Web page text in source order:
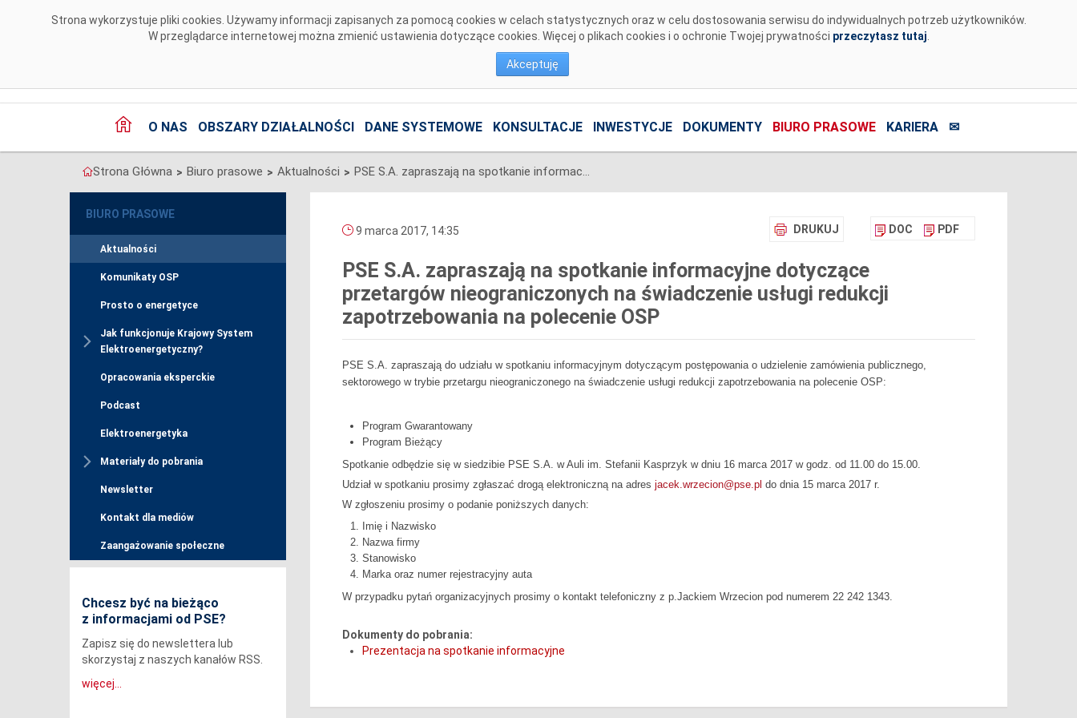
Strona wykorzystuje pliki cookies. Używamy informacji zapisanych za pomocą cookies w celach statystycznych oraz w celu dostosowania serwisu do indywidualnych potrzeb użytkowników.
W przeglądarce internetowej można zmienić ustawienia dotyczące cookies. Więcej o plikach cookies i o ochronie Twojej prywatności przeczytasz tutaj
Akceptuję
O NAS OBSZARY DZIAŁALNOŚCI DANE SYSTEMOWE KONSULTACJE INWESTYCJE DOKUMENTY BIURO PRASOWE KARIERA ✉
Strona Główna > Biuro prasowe > Aktualności > PSE S.A. zapraszają na spotkanie informacyjne dotyczące przetargów nieograniczonych na świadczenie usługi redukcji zapotrzebowania na polecenie OSP
BIURO PRASOWE
Aktualności
Komunikaty OSP
Prosto o energetyce
Jak funkcjonuje Krajowy System
Elektroenergetyczny?
Opracowania eksperckie
Podcast
Elektroenergetyka
Materiały do pobrania
Newsletter
Kontakt dla mediów
Zaangażowanie społeczne
Chcesz być na bieżąco
z informacjami od PSE?
Zapisz się do newslettera lub
skorzystaj z naszych kanałów RSS.
więcej...
DRUKUJ DOC PDF
9 marca 2017, 14:35
PSE S.A. zapraszają na spotkanie informacyjne dotyczące
przetargów nieograniczonych na świadczenie usługi redukcji
zapotrzebowania na polecenie OSP
PSE S.A. zapraszają do udziału w spotkaniu informacyjnym dotyczącym postępowania o udzielenie zamówienia publicznego,
sektorowego w trybie przetargu nieograniczonego na świadczenie usługi redukcji zapotrzebowania na polecenie OSP:
Program Gwarantowany
Program Bieżący
Spotkanie odbędzie się w siedzibie PSE S.A. w Auli im. Stefanii Kasprzyk w dniu 16 marca 2017 w godz. od 11.00 do 15.00.
Udział w spotkaniu prosimy zgłaszać drogą elektroniczną na adres jacek.wrzecion@pse.pl do dnia 15 marca 2017 r.
W zgłoszeniu prosimy o podanie poniższych danych:
Imię i Nazwisko
Nazwa firmy
Stanowisko
Marka oraz numer rejestracyjny auta
W przypadku pytań organizacyjnych prosimy o kontakt telefoniczny z p.Jackiem Wrzecion pod numerem 22 242 1343.
Dokumenty do pobrania:
Prezentacja na spotkanie informacyjne